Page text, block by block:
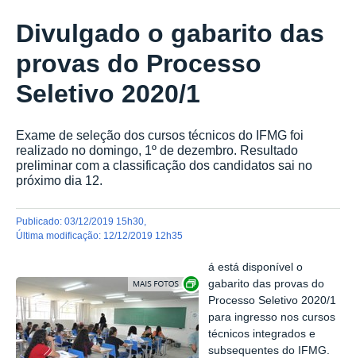
Divulgado o gabarito das
provas do Processo
Seletivo 2020/1
Exame de seleção dos cursos técnicos do IFMG foi
realizado no domingo, 1º de dezembro. Resultado
preliminar com a classificação dos candidatos sai no
próximo dia 12.
publicado: 03/12/2019 15h30
última modificação: 12/12/2019 12h35
Exibir carrossel de imagens
á está disponível o
gabarito das provas do
Processo Seletivo 2020/1
para ingresso nos cursos
técnicos integrados e
subsequentes do IFMG.